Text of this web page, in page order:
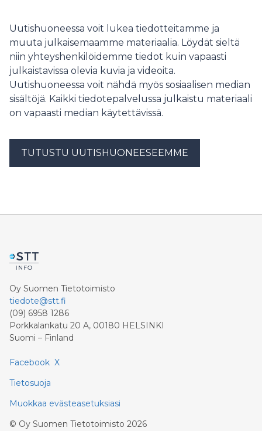
ratkaisut voivat lisätä virheiden riskiä, jolloin asentajan
osaaminen ja kokemus korostuvat.
Uutishuoneessa voit lukea tiedotteitamme ja
muuta julkaisemaamme materiaalia. Löydät sieltä
niin yhteyshenkilöidemme tiedot kuin vapaasti
julkaistavissa olevia kuvia ja videoita.
Uutishuoneessa voit nähdä myös sosiaalisen median
sisältöjä. Kaikki tiedotepalvelussa julkaistu materiaali
on vapaasti median käytettävissä.
TUTUSTU UUTISHUONEESEEMME
Oy Suomen Tietotoimisto
tiedote@stt.fi
(09) 6958 1286
Porkkalankatu 20 A, 00180 HELSINKI
Suomi – Finland
Facebook X
Tietosuoja
Muokkaa evästeasetuksiasi
© Oy Suomen Tietotoimisto 2026